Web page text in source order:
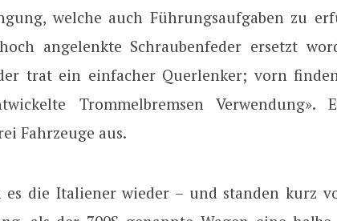
welche auch Führungsaufgaben zu
angelenkte Schraubenfeder ersetzt
trat ein einfacher Querlenker; vorn
Trommelbremsen Verwendung».
Fahrzeuge aus.
es die Italiener wieder – und standen kurz